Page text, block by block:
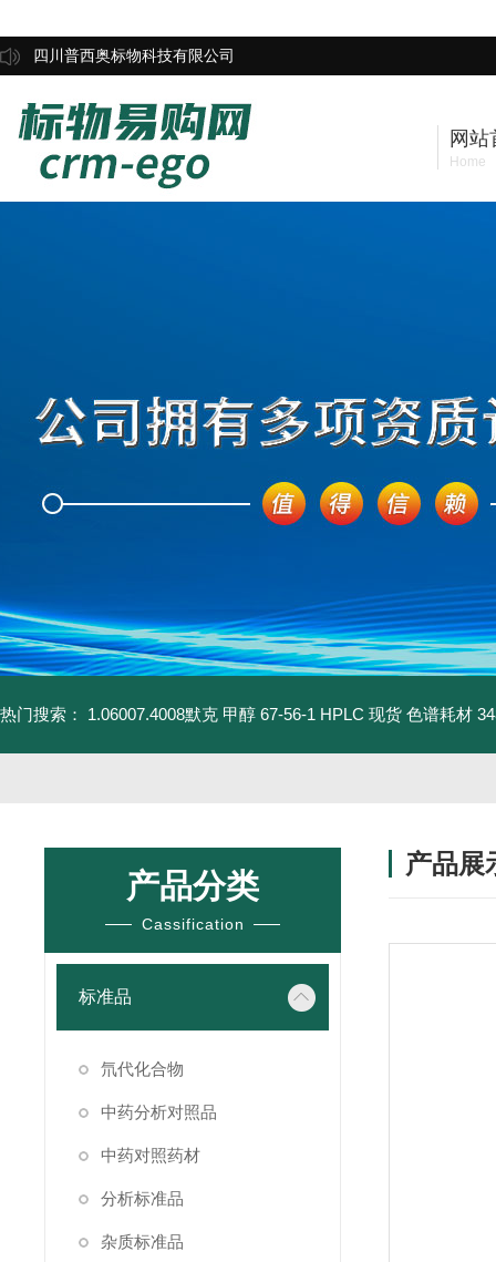
四川普西奥标物科技有限公司
网站
Home
热门搜索： 1.06007.4008默克 甲醇 67-56-1 HPLC 现货 色谱耗材
产品分类
Cassification
标准品
氘代化合物
中药分析对照品
中药对照药材
分析标准品
杂质标准品
产品展